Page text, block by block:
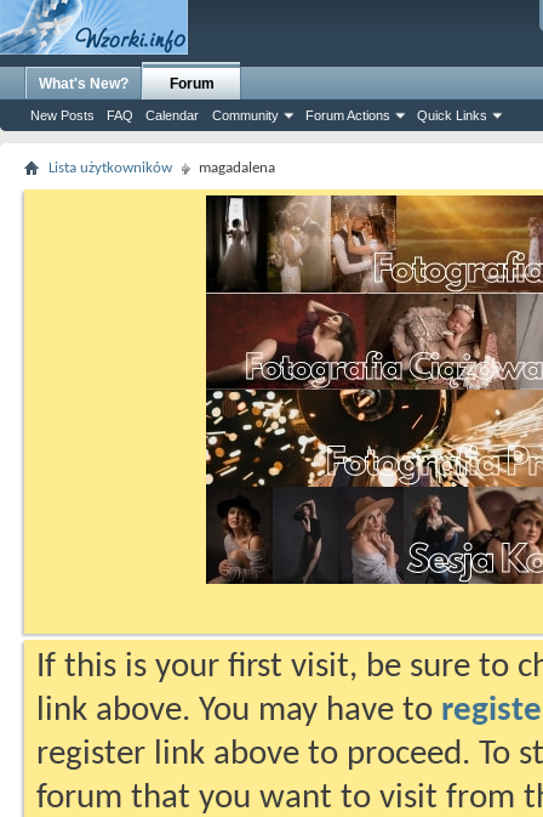
What's New? Forum
New Posts FAQ Calendar Community Forum Actions Quick Links
Lista użytkowników magadalena
If this is your first visit, be sure to
link above. You may have to
register link above to proceed. To
forum that you want to visit from